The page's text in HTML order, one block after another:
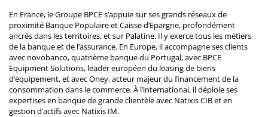
En France, le Groupe BPCE s’appuie sur ses grands réseaux de
proximité Banque Populaire et Caisse d’Epargne, profondément
ancrés dans les territoires, et sur Palatine. Il y exerce tous les métiers
de la banque et de l’assurance. En Europe, il accompagne ses clients
avec novobanco, quatrième banque du Portugal, avec BPCE
Equipment Solutions, leader européen du leasing de biens
d’équipement, et avec Oney, acteur majeur du financement de la
consommation dans le commerce. À l’international, il déploie ses
expertises en banque de grande clientèle avec Natixis CIB et en
gestion d’actifs avec Natixis IM.